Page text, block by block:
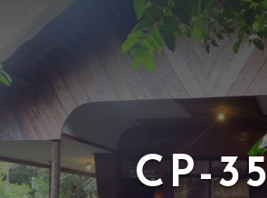
CP-35